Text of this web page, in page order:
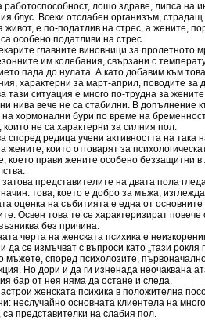
лошо здраве, липса на
блус. Всеки отслабен организъм,
живот, е по-податлив на стрес, а жените,
особено податливи на стрес.
главните виновници за пролетното
им колебания, свързани с
пада до нулата. А като добавим към
характерни за март-април, поводите за
тази ситуация е много по-трудна за
нива вече не са стабилни. В допълнение
хормонални бури по време на
които не са характерни за силния пол.
според редица учени активността на така
жените, които отговарят за
което прави жените особено беззащитни в
представителите на двата пола
това, което е добро за мъжа,
оценка на събитията е една от
Освен това те се характеризират повече
без причина.
черта на женската психика е
да се измъчват с въпроси като „тази
мъжете, според психолозите,
Но дори и да ги изненада неочаквана
бар от нея няма да остане и следа.
женската психика в положителна
неслучайно основната клиентела на
са представителки на слабия пол.